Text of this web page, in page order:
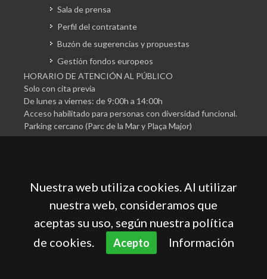
Sala de prensa
Perfil del contratante
Buzón de sugerencias y propuestas
Gestión fondos europeos
HORARIO DE ATENCIÓN AL PÚBLICO
Solo con cita previa
De lunes a viernes: de 9:00h a 14:00h
Acceso habilitado para personas con diversidad funcional.
Parking cercano (Parc de la Mar y Plaça Major)
Cámara Oficial de Comercio, Industria, Servicios y
Navegación de Mallorca
Política de privacidad
Nuestra web utiliza cookies. Al utilizar
nuestra web, consideramos que
aceptas su uso, según nuestra política
de cookies.
Acepto Información